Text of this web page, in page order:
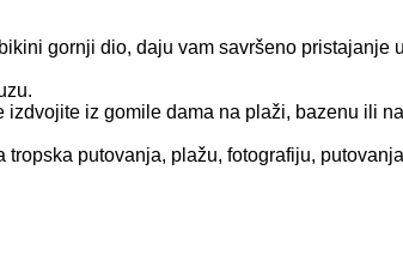
gornji dio, daju vam savršeno
iz gomile dama na plaži, bazenu ili
putovanja, plažu, fotografiju,